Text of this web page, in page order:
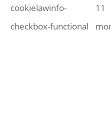
cookielawinfo-
checkbox-functional
11